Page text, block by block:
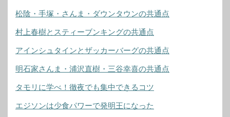
松陰・手塚・さんま・ダウンタウンの共通点
村上春樹とスティーブンキングの共通点
アインシュタインとザッカーバーグの共通点
明石家さんま・浦沢直樹・三谷幸喜の共通点
タモリに学べ！徹夜でも集中できるコツ
エジソンは少食パワーで発明王になった